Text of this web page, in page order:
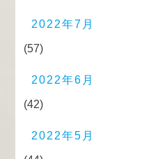
2022年7月
(57)
2022年6月
(42)
2022年5月